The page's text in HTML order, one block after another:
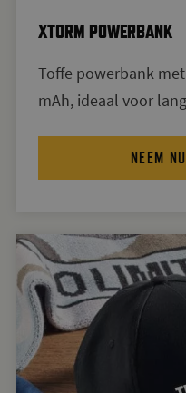
XTORM POWERBANK
Toffe powerbank
mAh, ideaal voor
NEEM